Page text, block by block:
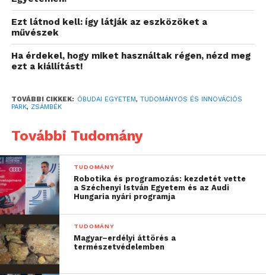
versenyképesség növelését, valamint az
exportorientált vállalkozások fejlődését és
fejlesztését.
A számos vállalat szoros szakmai
és Innovációs Park hosszú távon pozitív hatást
dinamikájára, elősegíti az egyetemi
technológiatranszfer tevékenységet hazánkban és
külföldön. A projekt, mint a Neumann Program
egyik fajsúlyos eleme hozzájárul, hogy hazánk
2030-ra Európa tudásalapú társadalmában
kulcsfontosságú szereplővé, a technológiai fejlődés
és az innováció motorja legyen.
Ezt látnod kell: így látják az eszközöket a
művészek
Ha érdekel, hogy miket használtak régen, nézd meg
ezt a kiállítást!
TOVÁBBI CIKKEK: ÓBUDAI EGYETEM, TUDOMÁNYOS ÉS INNOVÁCIÓS
PARK, ZSÁMBÉK
További Tudomány
TUDOMÁNY
Robotika és programozás: kezdetét vette
a Széchenyi István Egyetem és az Audi
Hungaria nyári programja
TUDOMÁNY
Magyar–erdélyi áttörés a
természetvédelemben